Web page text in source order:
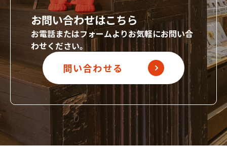
お問い合わせはこちら
お電話またはフォームよりお気軽にお問い合
わせください。
問い合わせる